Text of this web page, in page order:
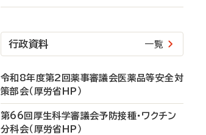
行政資料 一覧
令和8年度第2回薬事審議会医薬品等安全対
策部会（厚労省HP）
第66回厚生科学審議会予防接種・ワクチン
分科会（厚労省HP）